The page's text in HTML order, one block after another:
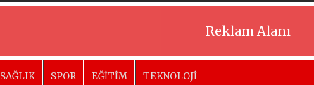
Reklam Alanı
SAĞLIK SPOR EĞİTİM TEKNOLOJİ